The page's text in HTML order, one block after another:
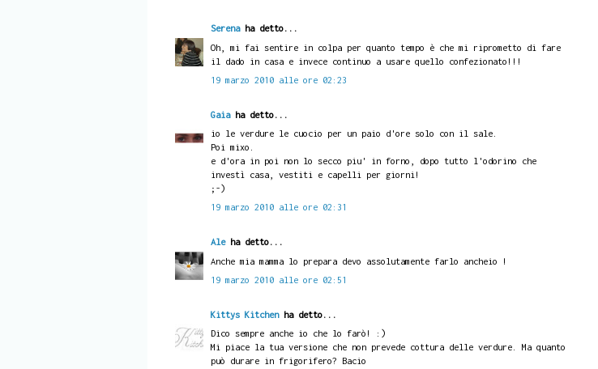
Serenaha detto...
Oh, mi fai sentire in colpa per quanto tempo è che mi riprometto di fare
il dado in casa e invece continuo a usare quello confezionato!!!
19 marzo 2010 alle ore 02:23
Gaiaha detto...
io le verdure le cuocio per un paio d'ore solo con il sale.
Poi mixo.
e d'ora in poi non lo secco piu' in forno, dopo tutto l'odorino che
investì casa, vestiti e capelli per giorni!
;-)
19 marzo 2010 alle ore 02:31
Aleha detto...
Anche mia mamma lo prepara devo assolutamente farlo ancheio !
19 marzo 2010 alle ore 02:51
Kittys Kitchenha detto...
Dico sempre anche io che lo farò! :)
Mi piace la tua versione che non prevede cottura delle verdure. Ma quanto
può durare in frigorifero? Bacio